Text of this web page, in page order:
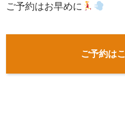
ご予約はお早めに
ご予約は